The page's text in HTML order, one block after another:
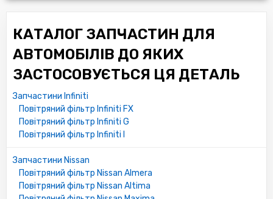
КАТАЛОГ ЗАПЧАСТИН ДЛЯ
АВТОМОБІЛІВ ДО ЯКИХ
ЗАСТОСОВУЄТЬСЯ ЦЯ ДЕТАЛЬ
Запчастини Infiniti
Повітряний фільтр Infiniti FX
Повітряний фільтр Infiniti G
Повітряний фільтр Infiniti I
Запчастини Nissan
Повітряний фільтр Nissan Almera
Повітряний фільтр Nissan Altima